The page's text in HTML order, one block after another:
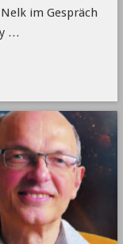
im Gespräch
…